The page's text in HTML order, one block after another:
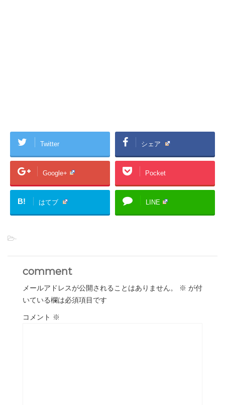
Twitter シェア
Google+ Pocket
B! はてブ LINE
-
comment
メールアドレスが公開されることはありません。 ※ が付
いている欄は必須項目です
コメント ※